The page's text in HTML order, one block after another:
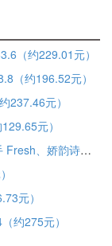
（约229.01元）
（约196.52元）
237.46元）
元）
【2025黑五】Sephora：丝芙兰再次发力！入手 Fresh、娇韵诗、YSL 等 精选5折促销
元）
约275元）